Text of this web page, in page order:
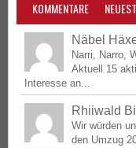
KOMMENTARE
Näbel
Narri, Narro,
Aktuell 15
Interesse an...
Rhiiwald
Wir würden
den Umzug